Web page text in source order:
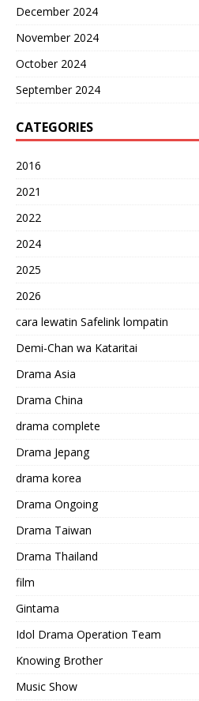
December 2024
November 2024
October 2024
September 2024
CATEGORIES
2016
2021
2022
2024
2025
2026
cara lewatin Safelink lompatin
Demi-Chan wa Kataritai
Drama Asia
Drama China
drama complete
Drama Jepang
drama korea
Drama Ongoing
Drama Taiwan
Drama Thailand
film
Gintama
Idol Drama Operation Team
Knowing Brother
Music Show